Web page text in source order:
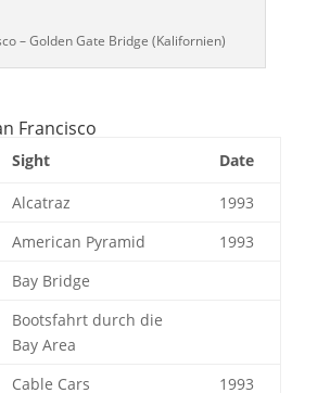
– Golden Gate Bridge (Kalifornien)
Francisco
Sight Date
Alcatraz
1993
American Pyramid
1993
Bay Bridge
Bootsfahrt durch die
Bay Area
Cable Cars
1993